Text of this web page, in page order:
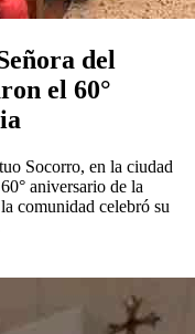
del
el 60°
Socorro, en la ciudad
aniversario de la
comunidad celebró su